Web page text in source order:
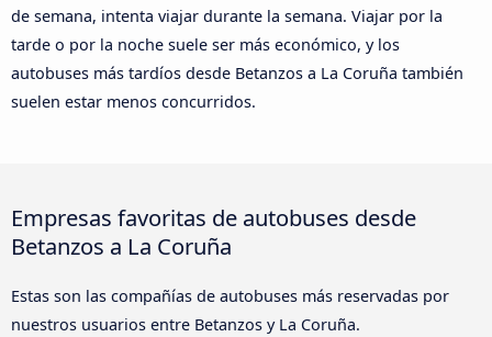
de semana, intenta viajar durante la semana. Viajar por la
tarde o por la noche suele ser más económico, y los
autobuses más tardíos desde Betanzos a La Coruña también
suelen estar menos concurridos.
Empresas favoritas de autobuses desde
Betanzos a La Coruña
Estas son las compañías de autobuses más reservadas por
nuestros usuarios entre Betanzos y La Coruña.